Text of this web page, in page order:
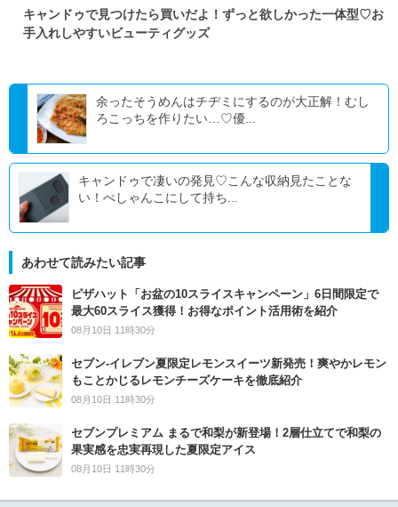
キャンドゥで見つけたら買いだよ！ずっと欲しかった一体型♡お
手入れしやすいビューティグッズ
余ったそうめんはチヂミにするのが大正解！むし
ろこっちを作りたい…♡優...
キャンドゥで凄いの発見♡こんな収納見たことな
い！ぺしゃんこにして持ち...
あわせて読みたい記事
ピザハット「お盆の10スライスキャンペーン」6日間限定で
最大60スライス獲得！お得なポイント活用術を紹介
08月10日 11時30分
セブン‐イレブン夏限定レモンスイーツ新発売！爽やかレモン
もことかじるレモンチーズケーキを徹底紹介
08月10日 11時30分
セブンプレミアム まるで和梨が新登場！2層仕立てで和梨の
果実感を忠実再現した夏限定アイス
08月10日 11時30分